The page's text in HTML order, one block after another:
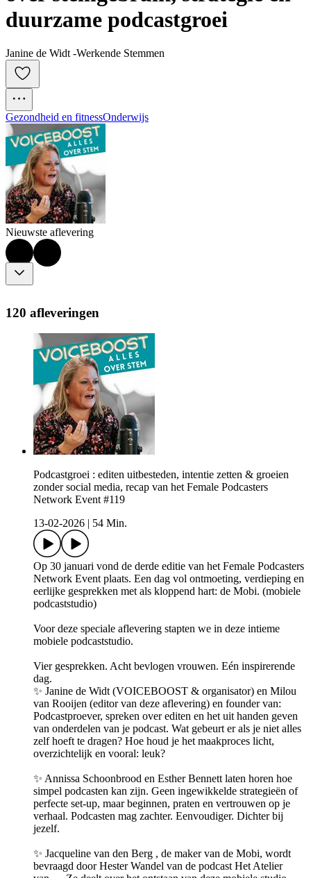
duurzame podcastgroei
Janine de Widt -Werkende Stemmen
Gezondheid en fitnessOnderwijs
Nieuwste aflevering
120 afleveringen
Podcastgroei : editen uitbesteden, intentie zetten & groeien
zonder social media, recap van het Female Podcasters
Network Event #119
13-02-2026
54 Min.
Op 30 januari vond de derde editie van het Female Podcasters
Network Event plaats. Een dag vol ontmoeting, verdieping en
eerlijke gesprekken met als kloppend hart: de Mobi. (mobiele
podcaststudio)
Voor deze speciale aflevering stapten we in deze intieme
mobiele podcaststudio.
Vier gesprekken. Acht bevlogen vrouwen. Eén inspirerende
dag.
✨ Janine de Widt (VOICEBOOST & organisator) en Milou
van Rooijen (editor van deze aflevering) en founder van:
Podcastproever, spreken over editen en het uit handen geven
van onderdelen van je podcast. Wat gebeurt er als je niet alles
zelf hoeft te dragen? Hoe houd je het maakproces licht,
overzichtelijk en vooral: leuk?
✨ Annissa Schoonbrood en Esther Bennett laten horen hoe
simpel podcasten kan zijn. Geen ingewikkelde strategieën of
perfecte set-up, maar beginnen, praten en vertrouwen op je
verhaal. Podcasten mag zachter. Eenvoudiger. Dichter bij
jezelf.
✨ Jacqueline van den Berg , de maker van de Mobi, wordt
bevraagd door Hester Wandel van de podcast Het Atelier